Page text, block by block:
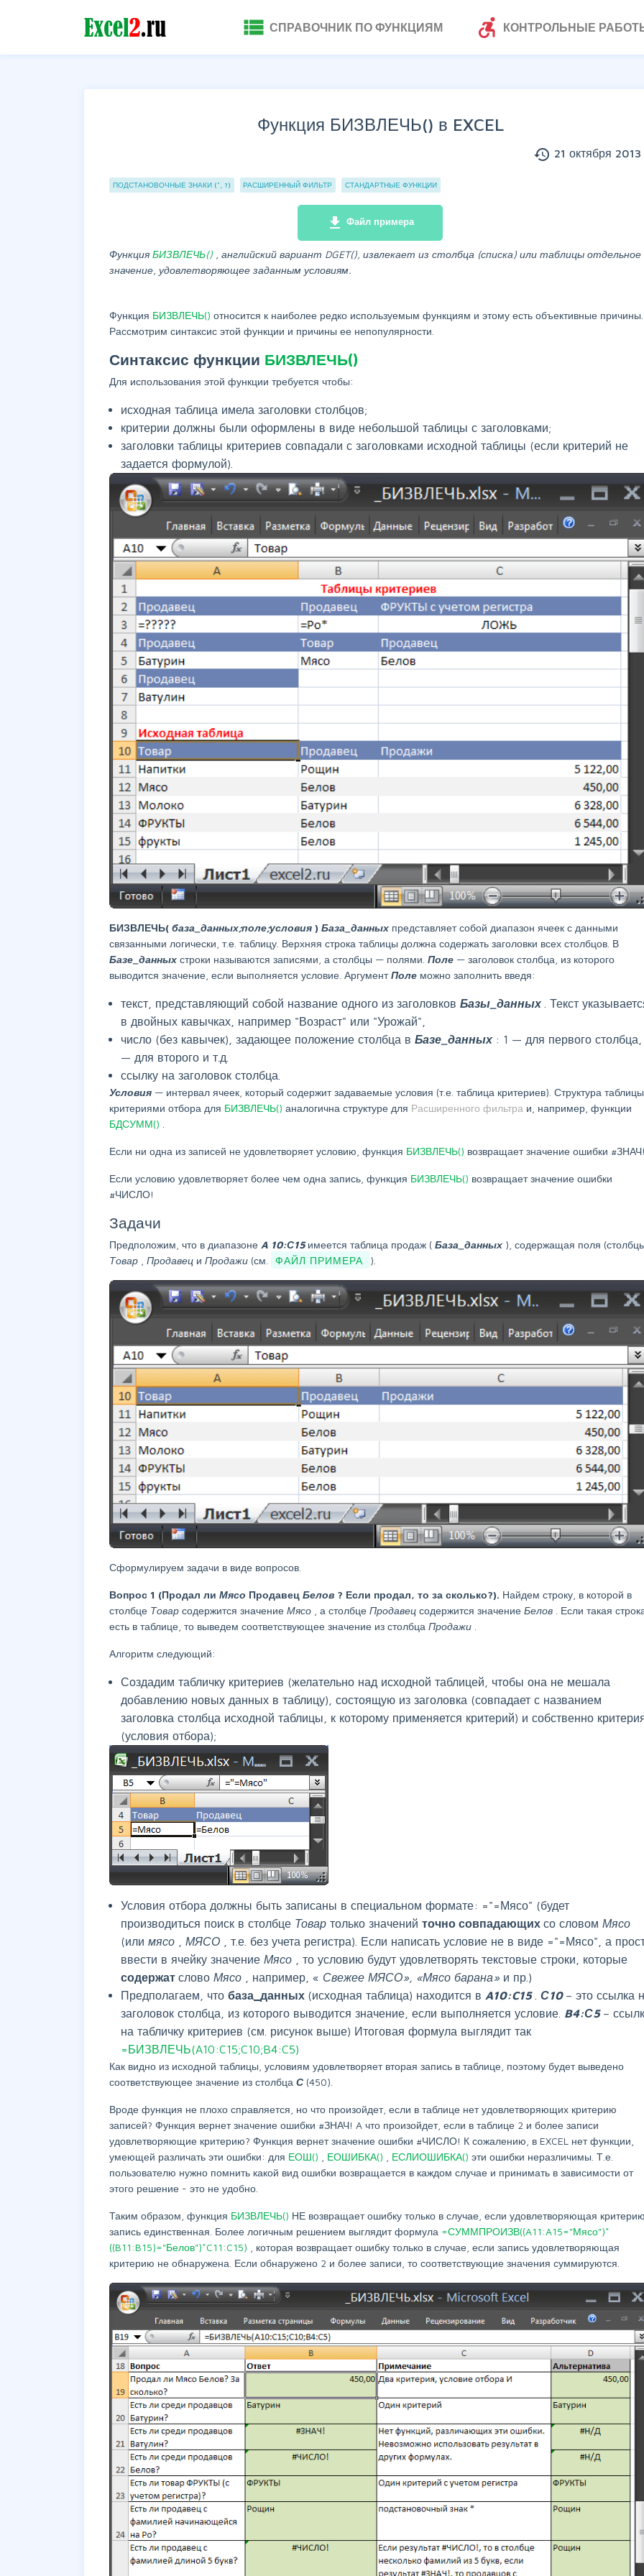
view_list СПРАВОЧНИК ПО ФУНКЦИЯМ accessible_forward КОНТРОЛЬНЫЕ
Функция БИЗВЛЕЧЬ() в EXCEL
history 21 октября 2013
Группы статей
ПОДСТАНОВОЧНЫЕ ЗНАКИ (*, ?) РАСШИРЕННЫЙ ФИЛЬТР СТАНДАРТНЫЕ ФУНКЦИИ
file_download Файл примера
Функция БИЗВЛЕЧЬ() , английский вариант DGET(), извлекает из столбца (списка) или таблицы отдельное
значение, удовлетворяющее заданным условиям.
Функция БИЗВЛЕЧЬ() относится к наиболее редко используемым функциям и этому есть объективные причины.
Рассмотрим синтаксис этой функции и причины ее непопулярности.
Синтаксис функции БИЗВЛЕЧЬ()
Для использования этой функции требуется чтобы:
исходная таблица имела заголовки столбцов;
критерии должны были оформлены в виде небольшой таблицы с заголовками;
заголовки таблицы критериев совпадали с заголовками исходной таблицы (если критерий не
задается формулой).
БИЗВЛЕЧЬ( база_данных;поле;условия ) База_данных представляет собой диапазон ячеек с данными
связанными логически, т.е. таблицу. Верхняя строка таблицы должна содержать заголовки всех столбцов. В
Базе_данных строки называются записями, а столбцы — полями. Поле — заголовок столбца, из которого
выводится значение, если выполняется условие. АргументПоле можно заполнить введя:
текст, представляющий собой название одного из заголовков Базы_данных
. Текст
в двойных кавычках, например "Возраст" или "Урожай",
число (без кавычек), задающее положение столбца в Базе_данных : 1 — для первого
— для второго и т.д.
ссылку на заголовок столбца.
Условия — интервал ячеек, который содержит задаваемые условия (т.е. таблица критериев). Структура
критериями отбора для БИЗВЛЕЧЬ() аналогична структуре для Расширенного фильтра и, например, функции
БДСУММ()
Если ни одна из записей не удовлетворяет условию, функция БИЗВЛЕЧЬ() возвращает значение ошибки
Если условию удовлетворяет более чем одна запись, функция БИЗВЛЕЧЬ() возвращает значение ошибки
#ЧИСЛО!
Задачи
Предположим, что в диапазоне A 10:С15имеется таблица продаж ( База_данных ), содержащая поля
Товар
Продавец и Продажи (см. ФАЙЛ ПРИМЕРА ).
Сформулируем задачи в виде вопросов.
Вопрос 1 (Продал ли Мясо Продавец Белов ? Если продал, то за сколько?). Найдем строку, в которой в
столбце Товар содержится значение Мясо , а столбце Продавец содержится значение Белов . Если такая
есть в таблице, то выведем соответствующее значение из столбца Продажи .
Алгоритм следующий:
Создадим табличку критериев (желательно над исходной таблицей, чтобы она не мешала
добавлению новых данных в таблицу), состоящую из заголовка (совпадает с названием
заголовка столбца исходной таблицы, к которому применяется критерий) и собственно
(условия отбора);
Условия отбора должны быть записаны в специальном формате: ="=Мясо" (будет
производиться поиск в столбце Товар только значений точно совпадающих со словом Мясо
(или мясо МЯСО
, т.е. без учета регистра). Если написать условие не в виде ="=Мясо", а
ввести в ячейку значение Мясо
, то условию будут удовлетворять текстовые строки, которые
содержат слово Мясо , например, « Свежее МЯСО», «Мясо барана» и пр.)
Предполагаем, что база_данных (исходная таблица) находится в A10:C15 С10 – это ссылка
заголовок столбца, из которого выводится значение, если выполняется условие. B4:С5 –
на табличку критериев (см. рисунок выше) Итоговая формула выглядит так
=БИЗВЛЕЧЬ(A10:C15;C10;B4:C5)
Как видно из исходной таблицы, условиям удовлетворяет вторая запись в таблице, поэтому будет выведено
соответствующее значение из столбца С (450).
Вроде функция не плохо справляется, но что произойдет, если в таблице нет удовлетворяющих критерию
записей? Функция вернет значение ошибки #ЗНАЧ! A что произойдет, если в таблице 2 и более записи
удовлетворяющие критерию? Функция вернет значение ошибки #ЧИСЛО! К сожалению, в EXCEL нет функции,
умеющей различать эти ошибки: для ЕОШ() , ЕОШИБКА() , ЕСЛИОШИБКА() эти ошибки неразличимы. Т.е.
пользователю нужно помнить какой вид ошибки возвращается в каждом случае и принимать в зависимости от
этого решение - это не удобно.
Таким образом, функция БИЗВЛЕЧЬ() НЕ возвращает ошибку только в случае, если удовлетворяющая
запись единственная. Более логичным решением выглядит формула =СУММПРОИЗВ((A11:A15="Мясо")*
((B11:B15)="Белов")*C11:C15) , которая возвращает ошибку только в случае, если запись удовлетворяющая
критерию не обнаружена. Если обнаружено 2 и более записи, то соответствующие значения суммируются.